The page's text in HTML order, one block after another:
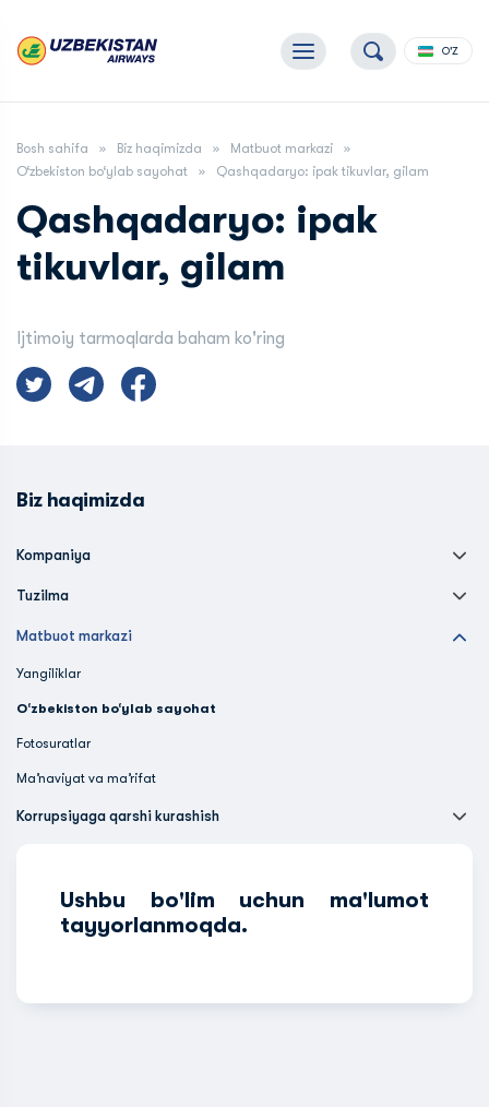
O'Z
Bosh sahifa Biz haqimizda
Matbuot markazi
O‘zbekiston bo‘ylab sayohat
Qashqadaryo: ipak tikuvlar, gilam
Qashqadaryo: ipak
tikuvlar, gilam
Ijtimoiy tarmoqlarda baham ko'ring
Biz haqimizda
Kompaniya
Tuzilma
Matbuot markazi
Yangiliklar
O‘zbekiston bo‘ylab sayohat
Fotosuratlar
Ma’naviyat va ma’rifat
Korrupsiyaga qarshi kurashish
Ushbu bo'lim uchun ma'lumot
tayyorlanmoqda.